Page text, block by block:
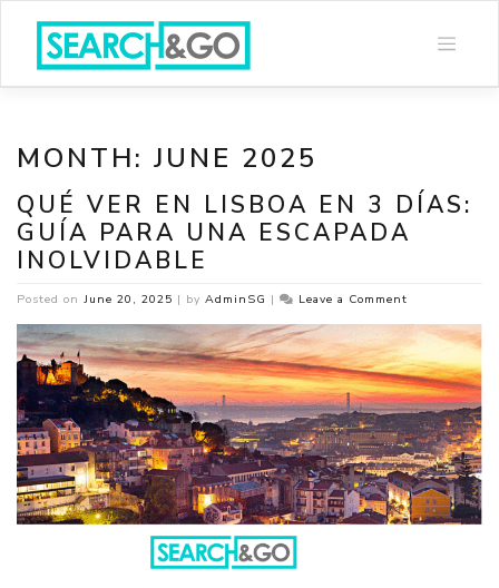
MONTH: JUNE 2025
QUÉ VER EN LISBOA EN 3 DÍAS:
GUÍA PARA UNA ESCAPADA
INOLVIDABLE
Posted on June 20, 2025 | by AdminSG | Leave a Comment
ver
en
Lisboa
en
3
días:
Guía
para
una
escapada
inolvidable